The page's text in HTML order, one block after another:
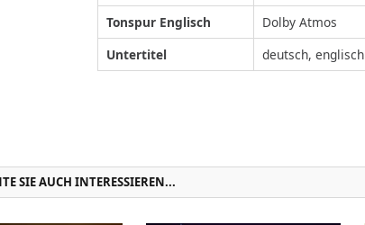
Tonspur Englisch
Dolby Atmos
Untertitel
deutsch, englisch
SIE AUCH INTERESSIEREN...